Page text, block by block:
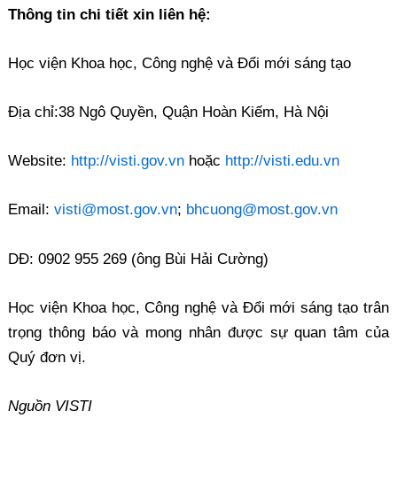
Thông tin chi tiết xin liên hệ:
Học viện Khoa học, Công nghệ và Đổi mới sáng tạo
Địa chỉ:38 Ngô Quyền, Quận Hoàn Kiếm, Hà Nội
Website: http://visti.gov.vn hoặc http://visti.edu.vn
Email:visti@most.gov.vn; bhcuong@most.gov.vn
DĐ: 0902 955 269 (ông Bùi Hải Cường)
Học viện Khoa học, Công nghệ và Đổi mới sáng tạo trân
trọng thông báo và mong nhân được sự quan tâm của
Quý đơn vị.
Nguồn VISTI